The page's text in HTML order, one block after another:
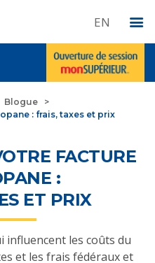
EN
Blogue
: frais, taxes et prix
FACTURE
:
ET PRIX
influencent les coûts du
et les frais fédéraux et